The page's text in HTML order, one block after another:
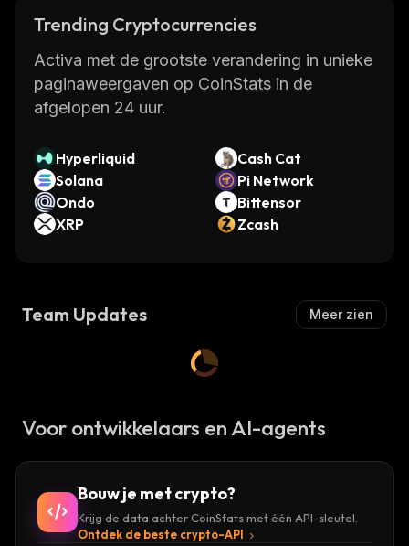
Trending Cryptocurrencies
Activa met de grootste verandering in unieke
paginaweergaven op CoinStats in de
afgelopen 24 uur.
Hyperliquid
Cash Cat
Solana
Pi Network
Ondo
Bittensor
XRP
Zcash
Team Updates Meer zien
Voor ontwikkelaars en AI-agents
Bouw je met crypto?
Krijg de data achter CoinStats met één API-sleutel.
Ontdek de beste crypto-API